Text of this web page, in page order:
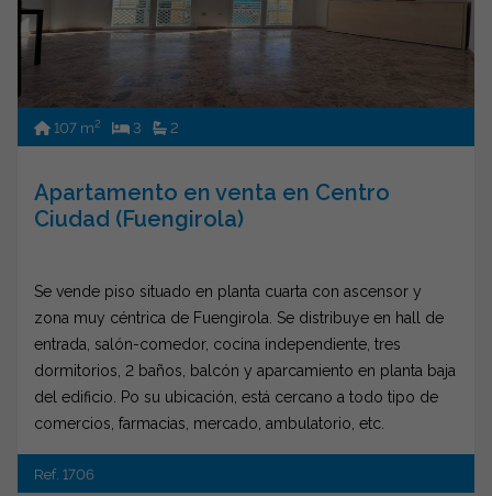
preinstalación se Wi-Fi y una sala comunitaria al aire libre.
rodeada de todos los servicios esenciales,
proporcionando un estilo de vida cómodo y práctico.
107 m2 3 2
Apartamento en venta en Centro
Ciudad (Fuengirola)
Se vende piso situado en planta cuarta con ascensor y
zona muy céntrica de Fuengirola. Se distribuye en hall de
entrada, salón-comedor, cocina independiente, tres
dormitorios, 2 baños, balcón y aparcamiento en planta baja
del edificio. Po su ubicación, está cercano a todo tipo de
comercios, farmacias, mercado, ambulatorio, etc.
Ref. 1706